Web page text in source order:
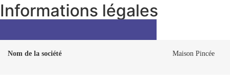
Informations légales
Nom de la société Maison Pincée